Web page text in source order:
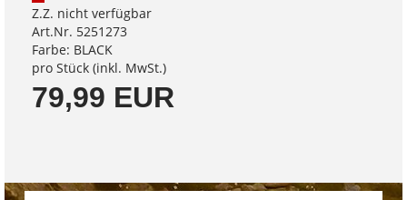
Z.Z. nicht verfügbar
Art.Nr. 5251273
Farbe: BLACK
pro Stück (inkl. MwSt.)
79,99 EUR